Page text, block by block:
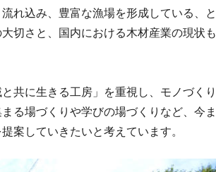
れ込み、豊富な漁場を形成している、と
切さと、国内における木材産業の現状も
共に生きる工房」を重視し、モノづくり
る場づくりや学びの場づくりなど、今ま
案していきたいと考えています。